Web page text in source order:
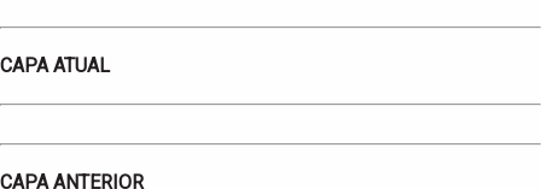
CAPA ATUAL
CAPA ANTERIOR